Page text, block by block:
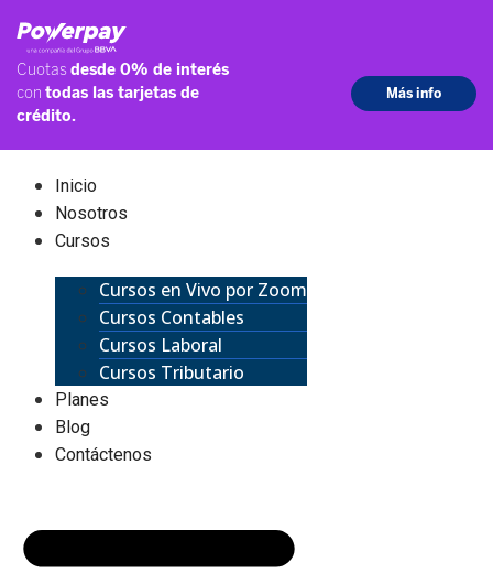
Inicio
Nosotros
Cursos
Cursos en Vivo por Zoom
Cursos Contables
Cursos Laboral
Cursos Tributario
Planes
Blog
Contáctenos